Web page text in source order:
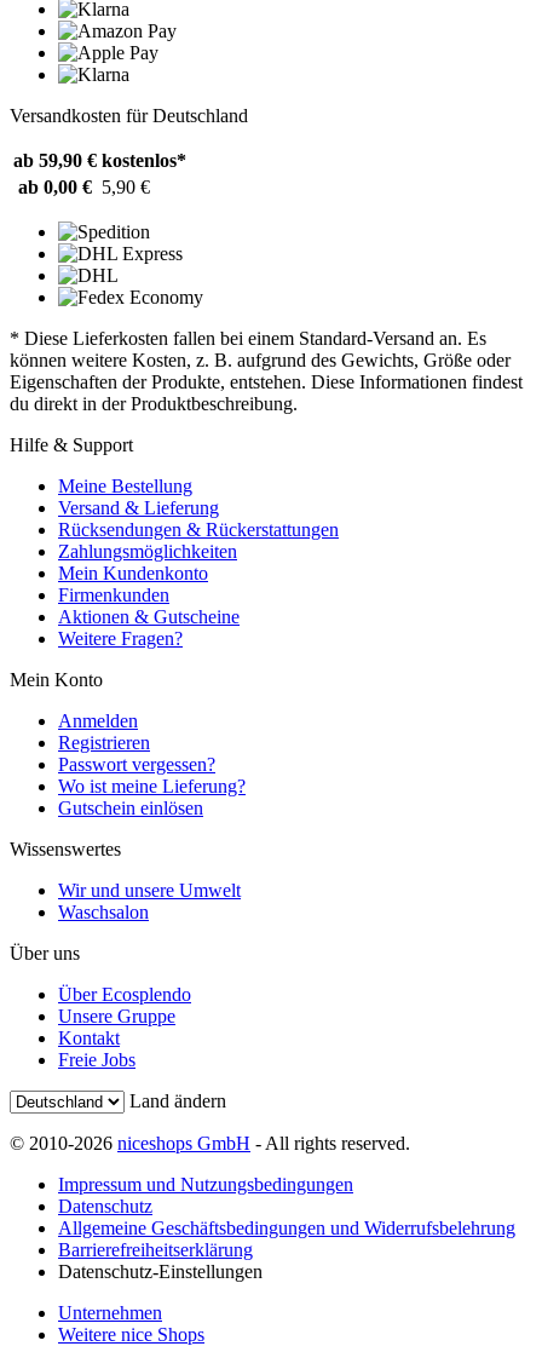
Versandkosten für Deutschland
ab 59,90 € kostenlos*
ab 0,00 € 5,90 €
* Diese Lieferkosten fallen bei einem Standard-Versand an. Es
können weitere Kosten, z. B. aufgrund des Gewichts, Größe oder
Eigenschaften der Produkte, entstehen. Diese Informationen findest
du direkt in der Produktbeschreibung.
Hilfe & Support
Meine Bestellung
Versand & Lieferung
Rücksendungen & Rückerstattungen
Zahlungsmöglichkeiten
Mein Kundenkonto
Firmenkunden
Aktionen & Gutscheine
Weitere Fragen?
Mein Konto
Anmelden
Registrieren
Passwort vergessen?
Wo ist meine Lieferung?
Gutschein einlösen
Wissenswertes
Wir und unsere Umwelt
Waschsalon
Über uns
Über Ecosplendo
Unsere Gruppe
Kontakt
Freie Jobs
Land ändern
© 2010-2026 niceshops GmbH - All rights reserved.
Impressum und Nutzungsbedingungen
Datenschutz
Allgemeine Geschäftsbedingungen und Widerrufsbelehrung
Barrierefreiheitserklärung
Datenschutz-Einstellungen
Unternehmen
Weitere nice Shops